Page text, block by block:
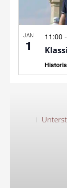
JAN
1
11:00 -